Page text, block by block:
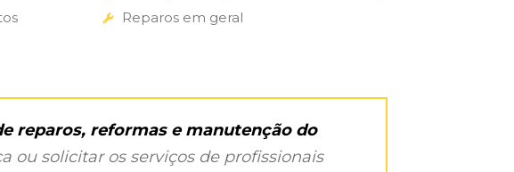
Reparos em geral
reparos, reformas e manutenção do
ou solicitar os serviços de profissionais